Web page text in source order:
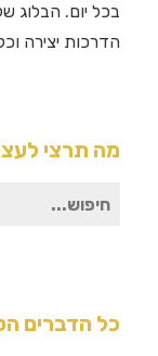
בכל יום. הבלוג
הדרכות יצירה
מה תרצי
חיפוש
כל הדברים